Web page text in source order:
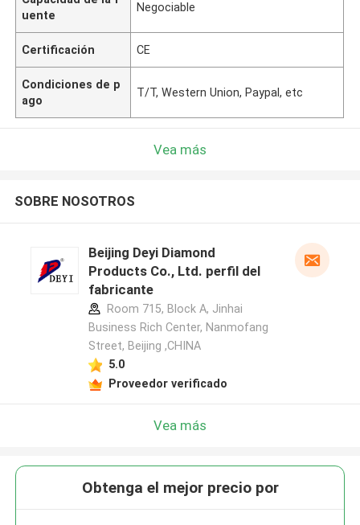
uente
Negociable
Certificación CE
Condiciones de p
ago
T/T, Western Union, Paypal, etc
Vea más
SOBRE NOSOTROS
Beijing Deyi Diamond
Products Co., Ltd. perfil del
fabricante
Room 715, Block A, Jinhai
Business Rich Center, Nanmofang
Street, Beijing ,CHINA
5.0
Proveedor verificado
Vea más
Obtenga el mejor precio por